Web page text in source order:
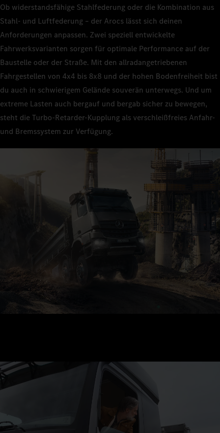
Ob widerstandsfähige Stahlfederung oder die Kombination aus
Stahl- und Luftfederung – der Arocs lässt sich deinen
Anforderungen anpassen. Zwei speziell entwickelte
Fahrwerksvarianten sorgen für optimale Performance auf der
Baustelle oder der Straße. Mit den allradangetriebenen
Fahrgestellen von 4x4 bis 8x8 und der hohen Bodenfreiheit bist
du auch in schwierigem Gelände souverän unterwegs. Und um
extreme Lasten auch bergauf und bergab sicher zu bewegen,
steht die Turbo-Retarder-Kupplung als verschleißfreies Anfahr-
und Bremssystem zur Verfügung.